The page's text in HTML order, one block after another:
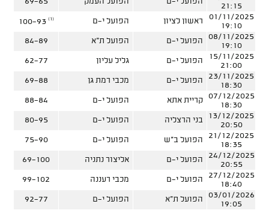
21:15
01/11/2025
19:10
ראשון לציון הפועל י-ם 100-93 (1)
08/11/2025
19:10
הפועל י-ם הפועל ת"א
84-89
15/11/2025
21:00
הפועל י-ם גליל עליון
62-77
23/11/2025
18:30
הפועל י-ם מכבי רמת גן
69-88
07/12/2025
18:30
קריית אתא הפועל י-ם
88-84
13/12/2025
20:50
בני הרצליה הפועל י-ם
80-95
21/12/2025
18:35
הפועל ב"ש הפועל י-ם
75-90
24/12/2025
20:55
הפועל י-ם אליצור נתניה
69-100
27/12/2025
18:40
הפועל י-ם מכבי רעננה
99-102
03/01/2026
19:05
הפועל ת"א הפועל י-ם
92-77